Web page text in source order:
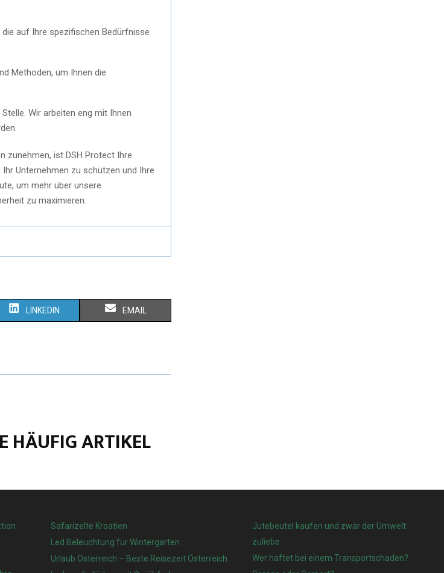
auf Ihre spezifischen Bedürfnisse
Methoden, um Ihnen die
Wir arbeiten eng mit Ihnen
zunehmen, ist DSH Protect Ihre
Unternehmen zu schützen und Ihre
um mehr über unsere
zu maximieren.
LINKEDIN EMAIL
HÄUFIG ARTIKEL
Safarizelte Kroatien
Led Beleuchtung für Wintergarten
Urlaub Österreich – Beste Reisezeit Österreich
Jutebeutel kaufen und zwar der Umwelt
zuliebe
Wer haftet bei einem Transportschaden?